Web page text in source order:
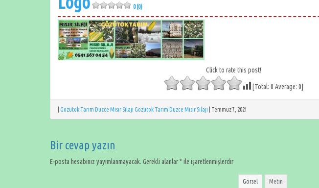
0 (0)
Click to rate this post!
[Total: 0 Average: 0]
Gözütok Tarım Düzce Mısır Silajı Gözütok Tarım Düzce Mısır Silajı Temmuz 7, 2021
Bir cevap yazın
E-posta hesabınız yayımlanmayacak. Gerekli alanlar*ile işaretlenmişlerdir
Görsel Metin